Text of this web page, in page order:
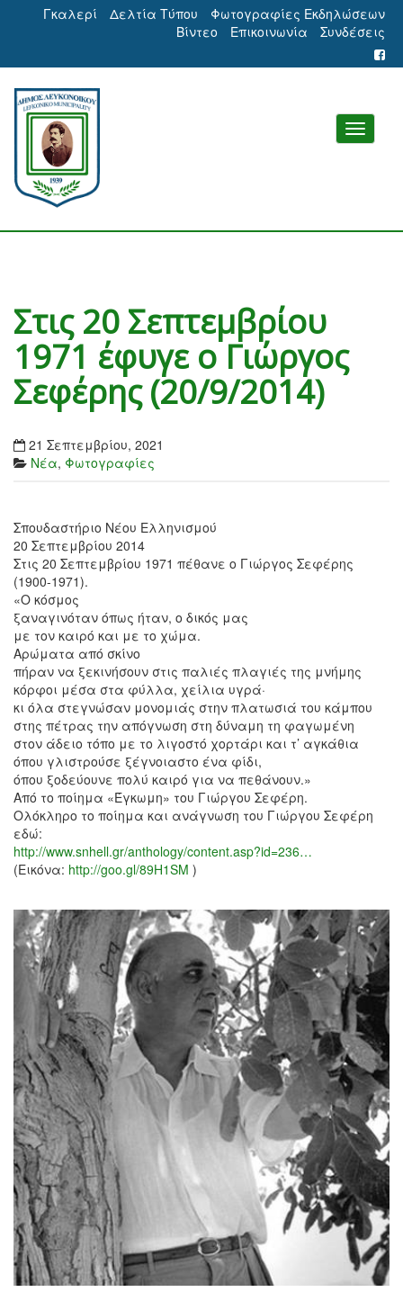
Γκαλερί Δελτία Τύπου
Φωτογραφίες Εκδηλώσεων
Βίντεο
Επικοινωνία Συνδέσεις
Στις 20 Σεπτεμβρίου
1971 έφυγε ο Γιώργος
Σεφέρης (20/9/2014)
21 Σεπτεμβρίου, 2021
Νέα, Φωτογραφίες
Σπουδαστήριο Νέου Ελληνισμού
20 Σεπτεμβρίου 2014
Στις 20 Σεπτεμβρίου 1971 πέθανε ο Γιώργος Σεφέρης
(1900-1971).
«O κόσμος
ξαναγινόταν όπως ήταν, ο δικός μας
με τον καιρό και με το χώμα.
Aρώματα από σκίνο
πήραν να ξεκινήσουν στις παλιές πλαγιές της μνήμης
κόρφοι μέσα στα φύλλα, χείλια υγρά·
κι όλα στεγνώσαν μονομιάς στην πλατωσιά του κάμπου
στης πέτρας την απόγνωση στη δύναμη τη φαγωμένη
στον άδειο τόπο με το λιγοστό χορτάρι και τ’ αγκάθια
όπου γλιστρούσε ξέγνοιαστο ένα φίδι,
όπου ξοδεύουνε πολύ καιρό για να πεθάνουν.»
Από το ποίημα «Έγκωμη» του Γιώργου Σεφέρη.
Ολόκληρο το ποίημα και ανάγνωση του Γιώργου Σεφέρη
εδώ:
http://www.snhell.gr/anthology/content.asp?id=236…
(Εικόνα: http://goo.gl/89H1SM )